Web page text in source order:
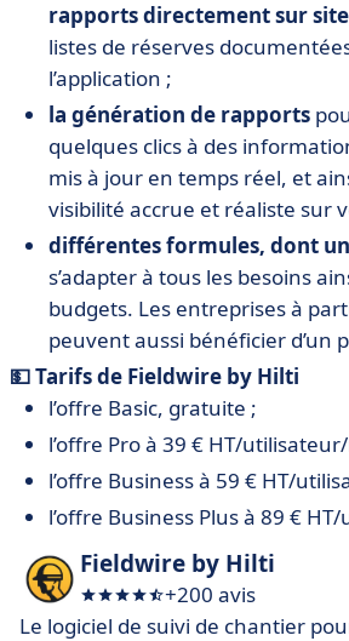
rapports directement sur site
listes de réserves
l’application ;
la génération de rapports
quelques clics à des
mis à jour en temps réel, et
visibilité accrue et réaliste sur
différentes formules, dont
s’adapter à tous les besoins
budgets. Les entreprises à
peuvent aussi bénéficier d’un
💵 Tarifs de Fieldwire by Hilti
l’offre Basic, gratuite ;
l’offre Pro à 39 € HT/
l’offre Business à 59 € HT/
l’offre Business Plus à 89 €
Fieldwire by Hilti
+200 avis
Le logiciel de suivi de chantier